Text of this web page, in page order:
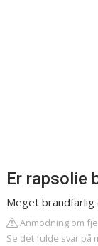
Er rapsolie
Meget brandfarlig
Anmodning om
Se det fulde svar på